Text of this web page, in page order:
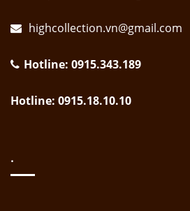
highcollection.vn@gmail.com
Hotline: 0915.343.189
Hotline: 0915.18.10.10
.